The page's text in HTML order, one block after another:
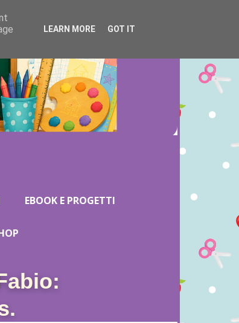
EBOOK E PROGETTI
LEARN MORE GOT IT